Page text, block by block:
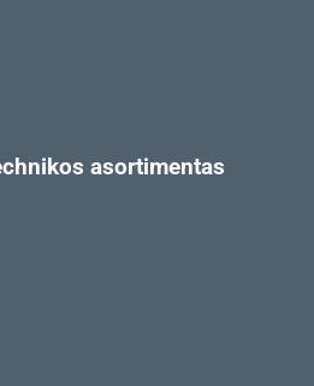
asortimentas